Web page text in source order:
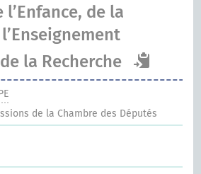
de la
la Recherche
de la Chambre des Députés